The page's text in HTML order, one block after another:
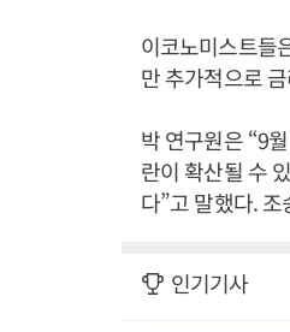
이코노미스트들
만 추가적으로
박 연구원은 “9
란이 확산될 수
다”고 말했다. 조
인기기사